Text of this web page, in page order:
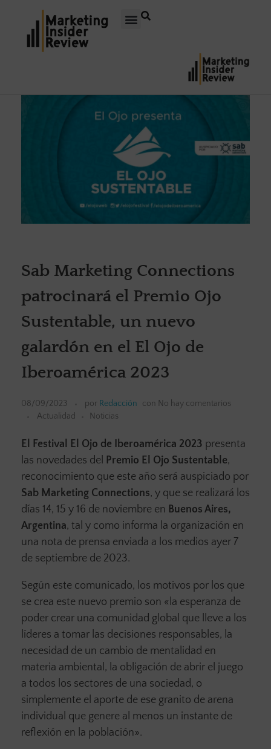
Sab Marketing Connections
patrocinará el Premio Ojo
Sustentable, un nuevo
galardón en el El Ojo de
Iberoamérica 2023
08/09/2023 por Redacción con No hay comentarios
Actualidad
Noticias
El Festival El Ojo de Iberoamérica 2023 presenta
las novedades del Premio El Ojo Sustentable,
reconocimiento que este año será auspiciado por
Sab Marketing Connections, y que se realizará los
días 14, 15 y 16 de noviembre en Buenos Aires,
Argentina, tal y como informa la organización en
una nota de prensa enviada a los medios ayer 7
de septiembre de 2023.
Según este comunicado, los motivos por los que
se crea este nuevo premio son «la esperanza de
poder crear una comunidad global que lleve a los
líderes a tomar las decisiones responsables, la
necesidad de un cambio de mentalidad en
materia ambiental, la obligación de abrir el juego
a todos los sectores de una sociedad, o
simplemente el aporte de ese granito de arena
individual que genere al menos un instante de
reflexión en la población».